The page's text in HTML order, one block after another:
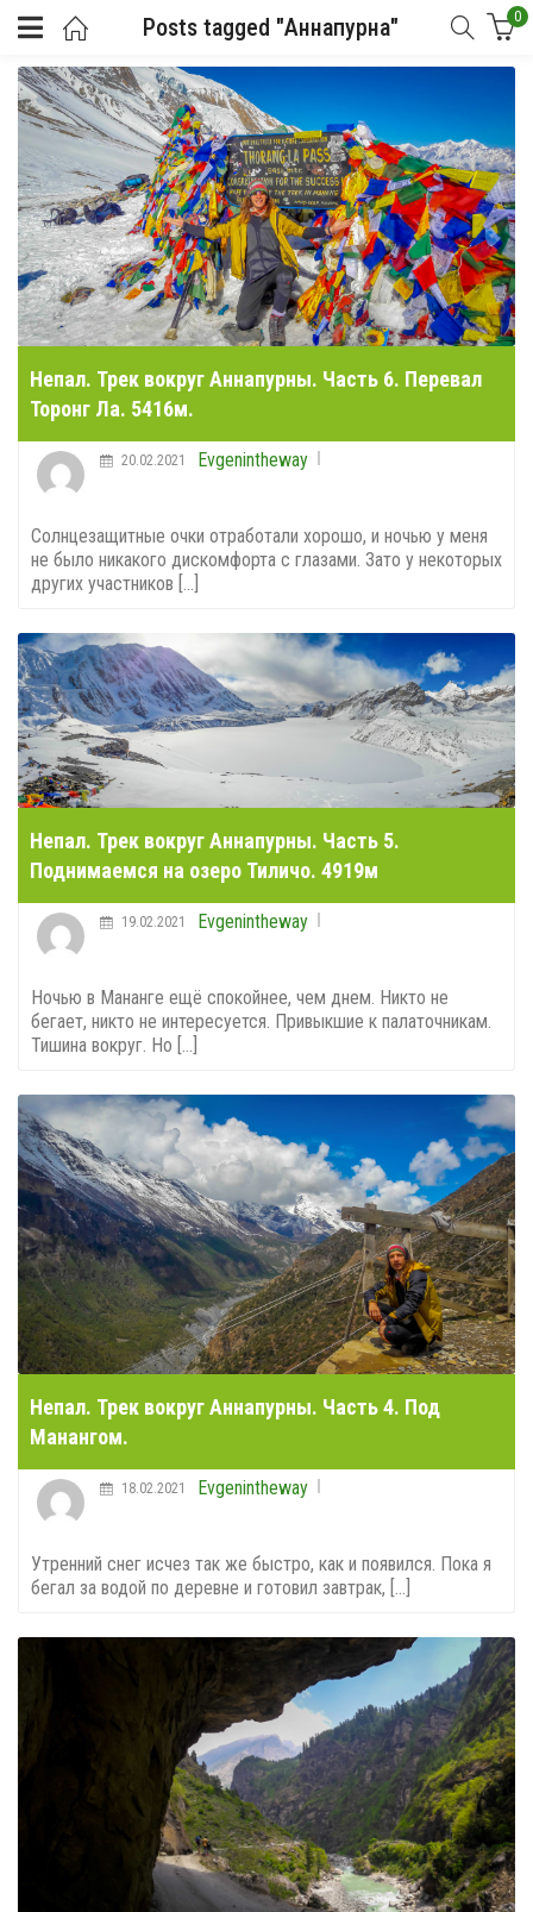
Posts tagged "Аннапурна" 0
Непал. Трек вокруг Аннапурны. Часть 6. Перевал
Торонг Ла. 5416м.
Evgenintheway
20.02.2021
Солнцезащитные очки отработали хорошо, и ночью у меня
не было никакого дискомфорта с глазами. Зато у некоторых
других участников [...]
Непал. Трек вокруг Аннапурны. Часть 5.
Поднимаемся на озеро Тиличо. 4919м
Evgenintheway
19.02.2021
Ночью в Мананге ещё спокойнее, чем днем. Никто не
бегает, никто не интересуется. Привыкшие к палаточникам.
Тишина вокруг. Но [...]
Непал. Трек вокруг Аннапурны. Часть 4. Под
Манангом.
Evgenintheway
18.02.2021
Утренний снег исчез так же быстро, как и появился. Пока я
бегал за водой по деревне и готовил завтрак, [...]